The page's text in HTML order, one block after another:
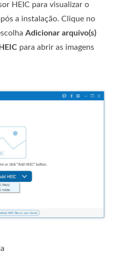
HEIC para visualizar o
a instalação. Clique no
Adicionar arquivo(s)
para abrir as imagens